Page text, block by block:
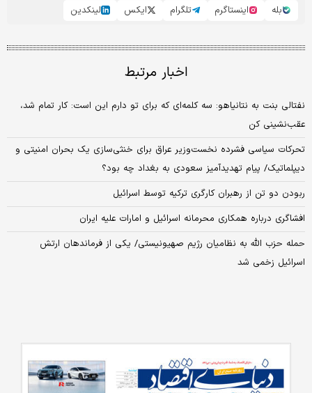
بله
اینستاگرم تلگرام ایکس لینکدین
اخبار مرتبط
نفتالی بنت به نتانیاهو: سه کلمه‌ای که برای تو دارم این است: کار تمام شد،
عقب‌نشینی کن
تحرکات سیاسی فشرده نخست‌وزیر عراق برای خنثی‌سازی یک بحران امنیتی و
دیپلماتیک/ پیام تهدیدآمیز سعودی به بغداد چه بود؟
ربودن دو تن از رهبران کارگری ترکیه توسط اسرائیل
افشاگری درباره همکاری محرمانه اسرائیل و امارات علیه ایران
حمله حزب الله به نظامیان رژیم صهیونیستی/ یکی از فرماندهان ارتش
اسرائیل زخمی شد